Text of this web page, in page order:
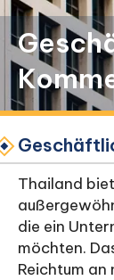
Thailand
die ein
möchten.
Reichtum an